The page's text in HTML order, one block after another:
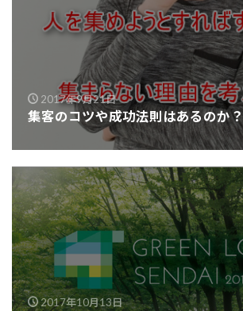
2017年9月21日
集客のコツや成功法則はあるのか？
2017年10月13日